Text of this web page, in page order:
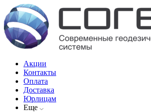
Акции
Контакты
Оплата
Доставка
Юрлицам
Еще